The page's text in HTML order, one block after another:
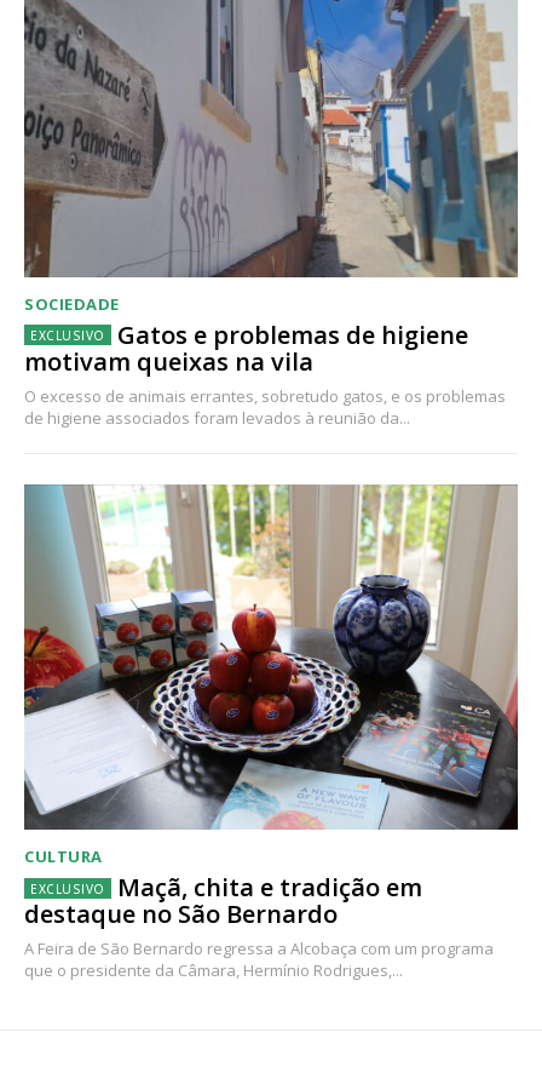
SOCIEDADE
Gatos e problemas de higiene
motivam queixas na vila
O excesso de animais errantes, sobretudo gatos, e os problemas
de higiene associados foram levados à reunião da...
CULTURA
Maçã, chita e tradição em
destaque no São Bernardo
A Feira de São Bernardo regressa a Alcobaça com um programa
que o presidente da Câmara, Hermínio Rodrigues,...